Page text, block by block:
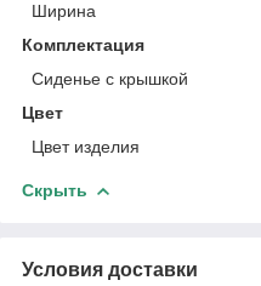
Ширина
Комплектация
Сиденье с крышкой
Цвет
Цвет изделия
Скрыть
Условия доставки